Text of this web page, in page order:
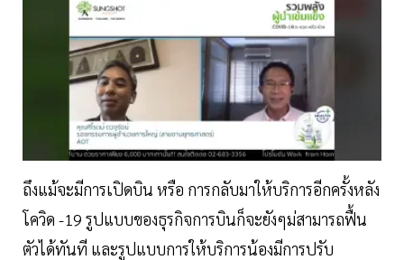
ถึงแม้จะมีการเปิดบิน หรือ การกลับมาให้บริการอีกครั้งหลัง
โควิด -19 รูปแบบของธุรกิจการบินก็จะยังๆม่สามารถฟื้น
ตัวได้ทันที และรูปแบบการให้บริการน้องมีการปรับ